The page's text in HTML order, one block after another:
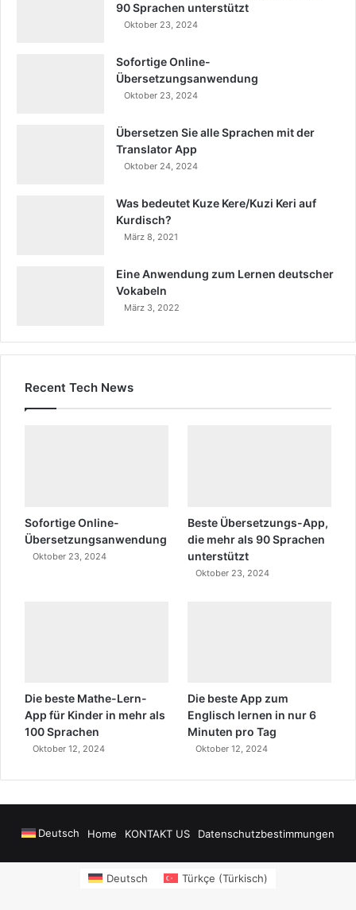
90 Sprachen unterstützt
Oktober 23, 2024
Sofortige Online-
Übersetzungsanwendung
Oktober 23, 2024
Übersetzen Sie alle Sprachen mit der
Translator App
Oktober 24, 2024
Was bedeutet Kuze Kere/Kuzi Keri auf
Kurdisch?
März 8, 2021
Eine Anwendung zum Lernen deutscher
Vokabeln
März 3, 2022
Recent Tech News
Sofortige Online-
Übersetzungsanwendung
Oktober 23, 2024
Beste Übersetzungs-App,
die mehr als 90 Sprachen
unterstützt
Oktober 23, 2024
Die beste Mathe-Lern-
App für Kinder in mehr als
100 Sprachen
Oktober 12, 2024
Die beste App zum
Englisch lernen in nur 6
Minuten pro Tag
Oktober 12, 2024
Deutsch Home KONTAKT US Datenschutzbestimmungen
Deutsch Türkçe (Türkisch)